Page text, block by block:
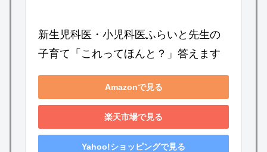
新生児科医・小児科医ふらいと先生の
子育て「これってほんと？」答えます
Amazonで見る
楽天市場で見る
Yahoo!ショッピングで見る